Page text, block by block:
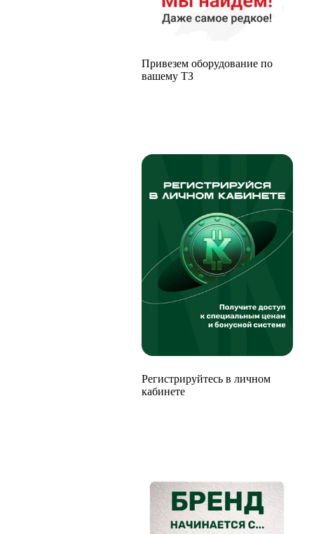
Привезем оборудование по
вашему ТЗ
Регистрируйтесь в личном
кабинете